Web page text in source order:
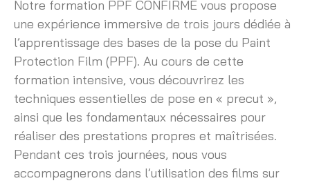
Notre formation PPF CONFIRMÉ vous propose
une expérience immersive de trois jours dédiée à
l’apprentissage des bases de la pose du Paint
Protection Film (PPF). Au cours de cette
formation intensive, vous découvrirez les
techniques essentielles de pose en « precut »,
ainsi que les fondamentaux nécessaires pour
réaliser des prestations propres et maîtrisées.
Pendant ces trois journées, nous vous
accompagnerons dans l’utilisation des films sur